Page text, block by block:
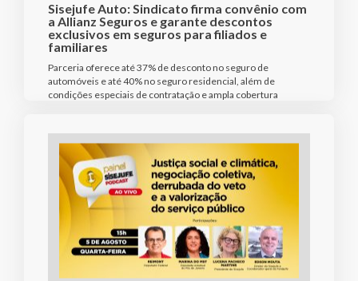
Sisejufe Auto: Sindicato firma convênio com
a Allianz Seguros e garante descontos
exclusivos em seguros para filiados e
familiares
Parceria oferece até 37% de desconto no seguro de
automóveis e até 40% no seguro residencial, além de
condições especiais de contratação e ampla cobertura